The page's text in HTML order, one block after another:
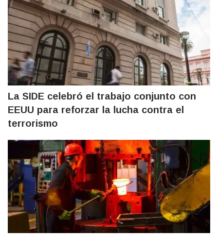
La SIDE celebró el trabajo conjunto con
EEUU para reforzar la lucha contra el
terrorismo